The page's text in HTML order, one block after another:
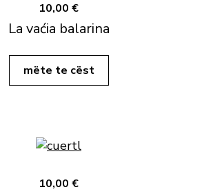
10,00 €
La vaćia balarina
mëte te cëst
10,00 €